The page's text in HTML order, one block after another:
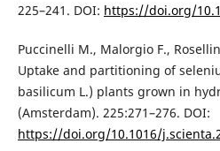
225–241. DOI: https://doi.org/
Puccinelli M., Malorgio F.,
Uptake and partitioning of
basilicum L.) plants grown in
(Amsterdam). 225:271–276. DOI:
https://doi.org/10.1016/